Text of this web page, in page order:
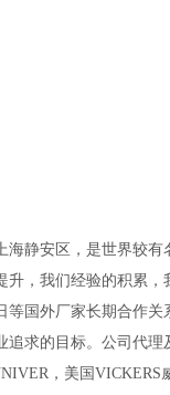
静安区，是世界较
，我们经验的积累
国外厂家长期合作
求的目标。公司代
，美国